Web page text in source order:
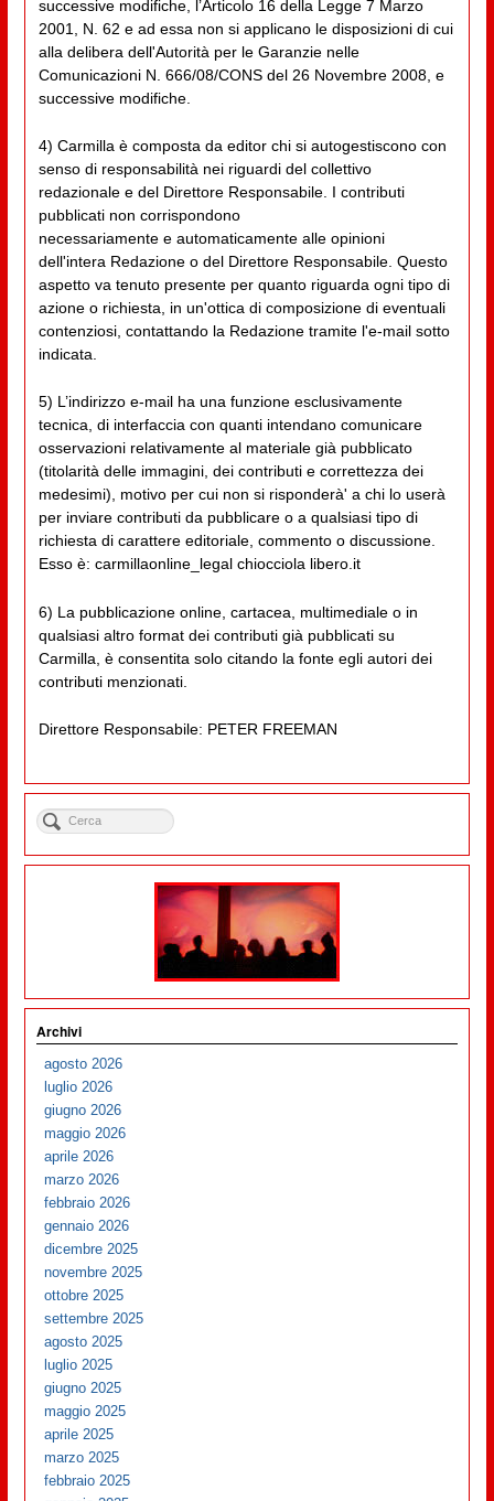
successive modifiche, l’Articolo 16 della Legge 7 Marzo
2001, N. 62 e ad essa non si applicano le disposizioni di cui
alla delibera dell'Autorità per le Garanzie nelle
Comunicazioni N. 666/08/CONS del 26 Novembre 2008, e
successive modifiche.
4) Carmilla è composta da editor chi si autogestiscono con
senso di responsabilità nei riguardi del collettivo
redazionale e del Direttore Responsabile. I contributi
pubblicati non corrispondono
necessariamente e automaticamente alle opinioni
dell'intera Redazione o del Direttore Responsabile. Questo
aspetto va tenuto presente per quanto riguarda ogni tipo di
azione o richiesta, in un'ottica di composizione di eventuali
contenziosi, contattando la Redazione tramite l'e-mail sotto
indicata.
5) L’indirizzo e-mail ha una funzione esclusivamente
tecnica, di interfaccia con quanti intendano comunicare
osservazioni relativamente al materiale già pubblicato
(titolarità delle immagini, dei contributi e correttezza dei
medesimi), motivo per cui non si risponderà' a chi lo userà
per inviare contributi da pubblicare o a qualsiasi tipo di
richiesta di carattere editoriale, commento o discussione.
Esso è: carmillaonline_legal chiocciola libero.it
6) La pubblicazione online, cartacea, multimediale o in
qualsiasi altro format dei contributi già pubblicati su
Carmilla, è consentita solo citando la fonte egli autori dei
contributi menzionati.
Direttore Responsabile: PETER FREEMAN
Archivi
agosto 2026
luglio 2026
giugno 2026
maggio 2026
aprile 2026
marzo 2026
febbraio 2026
gennaio 2026
dicembre 2025
novembre 2025
ottobre 2025
settembre 2025
agosto 2025
luglio 2025
giugno 2025
maggio 2025
aprile 2025
marzo 2025
febbraio 2025